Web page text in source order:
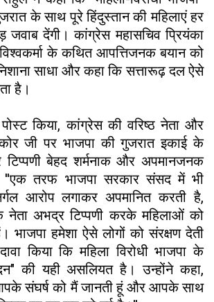
के साथ पूरे हिंदुस्तान की महिलाएं हर
जवाब देंगी। कांग्रेस महासचिव प्रियंका
विश्वकर्मा के कथित आपत्तिजनक बयान को
साधा और कहा कि सत्तारूढ़ दल ऐसे
है।
किया, कांग्रेस की वरिष्ठ नेता और
जी पर भाजपा की गुजरात इकाई के
टिप्पणी बेहद शर्मनाक और अपमानजनक
''एक तरफ भाजपा सरकार संसद में भी
आरोप लगाकर अपमानित करती है,
अभद्र टिप्पणी करके महिलाओं को
भाजपा हमेशा ऐसे लोगों को संरक्षण देती
किया कि महिला विरोधी भाजपा के
की यही असलियत है। उन्होंने कहा,
संघर्ष को मैं जानती हूं और आपके साथ